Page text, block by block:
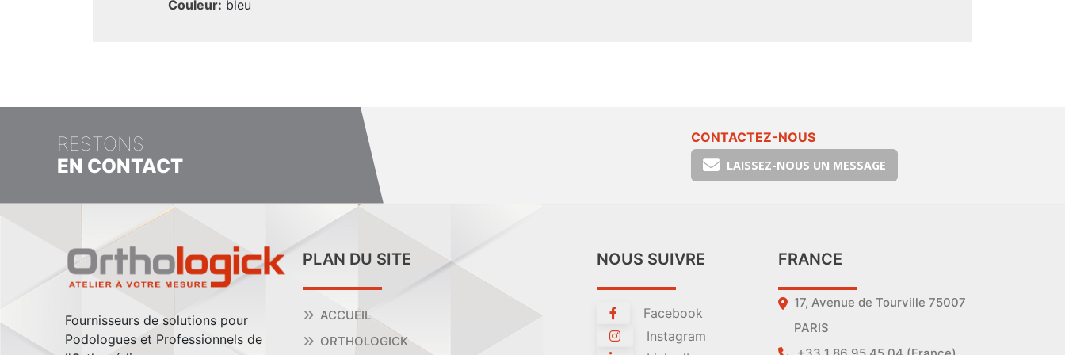
Couleur: bleu
RESTONS
EN CONTACT
CONTACTEZ-NOUS
LAISSEZ-NOUS UN MESSAGE
Fournisseurs de solutions pour
Podologues et Professionnels de
PLAN DU SITE
ACCUEIL
ORTHOLOGICK
NOUS SUIVRE
Facebook
Instagram
FRANCE
17, Avenue de Tourville 75007
PARIS